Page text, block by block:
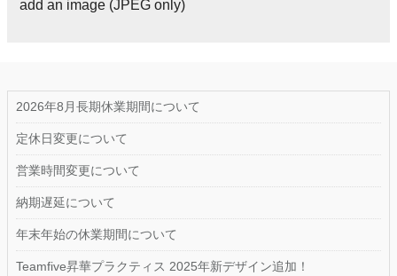
add an image (JPEG only)
2026年8月長期休業期間について
定休日変更について
営業時間変更について
納期遅延について
年末年始の休業期間について
Teamfive昇華プラクティス 2025年新デザイン追加！